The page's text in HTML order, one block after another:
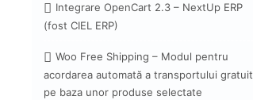
Integrare OpenCart 2.3 – NextUp ERP
(fost CIEL ERP)
Woo Free Shipping – Modul pentru
acordarea automată a transportului gratuit
pe baza unor produse selectate